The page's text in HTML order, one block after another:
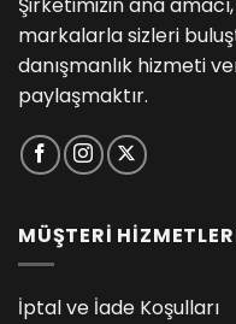
markalarla sizleri
danışmanlık hizmeti
paylaşmaktır.
MÜŞTERİ
İptal ve İade Koşulları